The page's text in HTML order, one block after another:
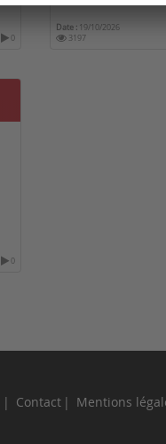
0
Date :19/10/2026
3197
0
Contact Mentions